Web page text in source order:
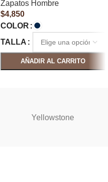
Zapatos Hombre
$4,850
COLOR
TALLA
AÑADIR AL CARRITO
Yellowstone